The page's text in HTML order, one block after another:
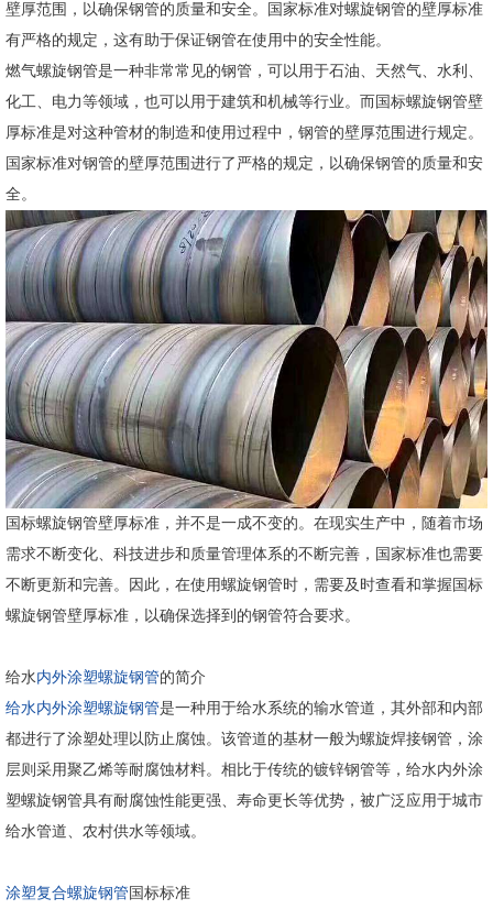
壁厚范围，以确保钢管的质量和安全。国家标准对螺旋钢管的壁厚标准
有严格的规定，这有助于保证钢管在使用中的安全性能。
燃气螺旋钢管是一种非常常见的钢管，可以用于石油、天然气、水利、
化工、电力等领域，也可以用于建筑和机械等行业。而国标螺旋钢管壁
厚标准是对这种管材的制造和使用过程中，钢管的壁厚范围进行规定。
国家标准对钢管的壁厚范围进行了严格的规定，以确保钢管的质量和安
全。
国标螺旋钢管壁厚标准，并不是一成不变的。在现实生产中，随着市场
需求不断变化、科技进步和质量管理体系的不断完善，国家标准也需要
不断更新和完善。因此，在使用螺旋钢管时，需要及时查看和掌握国标
螺旋钢管壁厚标准，以确保选择到的钢管符合要求。
给水内外涂塑螺旋钢管的简介
给水内外涂塑螺旋钢管是一种用于给水系统的输水管道，其外部和内部
都进行了涂塑处理以防止腐蚀。该管道的基材一般为螺旋焊接钢管，涂
层则采用聚乙烯等耐腐蚀材料。相比于传统的镀锌钢管等，给水内外涂
塑螺旋钢管具有耐腐蚀性能更强、寿命更长等优势，被广泛应用于城市
给水管道、农村供水等领域。
涂塑复合螺旋钢管 国标标准